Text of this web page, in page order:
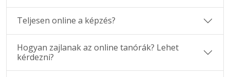
Teljesen online a képzés?
Hogyan zajlanak az online tanórák? Lehet
kérdezni?